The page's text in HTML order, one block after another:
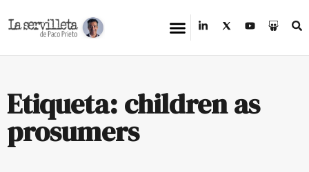
Etiqueta: children as
prosumers